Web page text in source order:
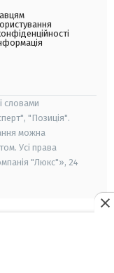
словами
"Позиція".
можна
Усі права
"Люкс"», 24